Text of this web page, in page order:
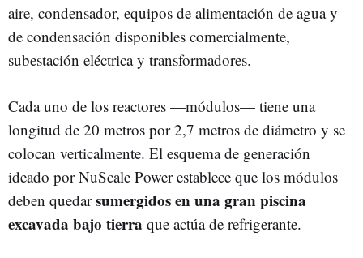
aire, condensador, equipos de alimentación de agua y
de condensación disponibles comercialmente,
subestación eléctrica y transformadores.
Cada uno de los reactores —módulos— tiene una
longitud de 20 metros por 2,7 metros de diámetro y se
colocan verticalmente. El esquema de generación
ideado por NuScale Power establece que los módulos
deben quedarsumergidos en una gran piscina
excavada bajo tierra que actúa de refrigerante.